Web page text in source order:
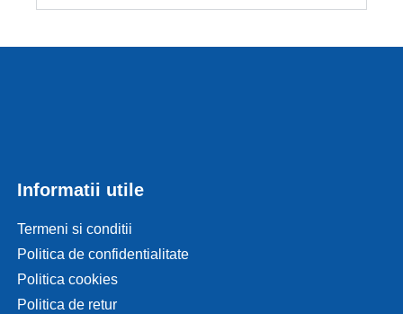
Informatii utile
Termeni si conditii
Politica de confidentialitate
Politica cookies
Politica de retur